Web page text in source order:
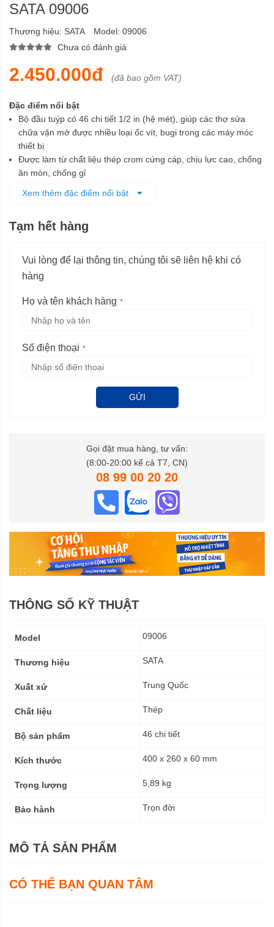
SATA 09006
Thương hiệu: SATA Model: 09006
Chưa có đánh giá
2.450.000đ (đã bao gồm VAT)
Đặc điểm nổi bật
Bộ đầu tuýp có 46 chi tiết 1/2 in (hệ mét), giúp các thợ sửa
chữa vặn mở được nhiều loại ốc vít, bugi trong các máy móc
thiết bị
Được làm từ chất liệu thép crom cứng cáp, chịu lực cao, chống
ăn mòn, chống gỉ
mở các ốc vít cùng kích cỡ dễ dàng, nhanh chóng mà không
Bộ sản phẩm được đựng trong hộp nhựa có thiết kế ngăn chứa
Xem thêm đặc điểm nổi bật
Tạm hết hàng
Vui lòng để lại thông tin, chúng tôi sẽ liên hệ khi có
hàng
Họ và tên khách hàng
Số điện thoại
GỬI
Gọi đặt mua hàng, tư vấn:
(8:00-20:00 kể cả T7, CN)
08 99 00 20 20
THÔNG SỐ KỸ THUẬT
kỹ
Model 09006
Thương hiệu SATA
Xuất xứ Trung Quốc
Chất liệu Thép
Bộ sản phẩm 46 chi tiết
Kích thước 400 x 260 x 60 mm
Trọng lượng 5,89 kg
Bảo hành Trọn đời
MÔ TẢ SẢN PHẨM
CÓ THỂ BẠN QUAN TÂM